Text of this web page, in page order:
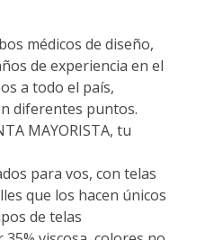
médicos de diseño,
de experiencia en el
a todo el país,
diferentes puntos.
MAYORISTA, tu
para vos, con telas
que los hacen únicos
de telas